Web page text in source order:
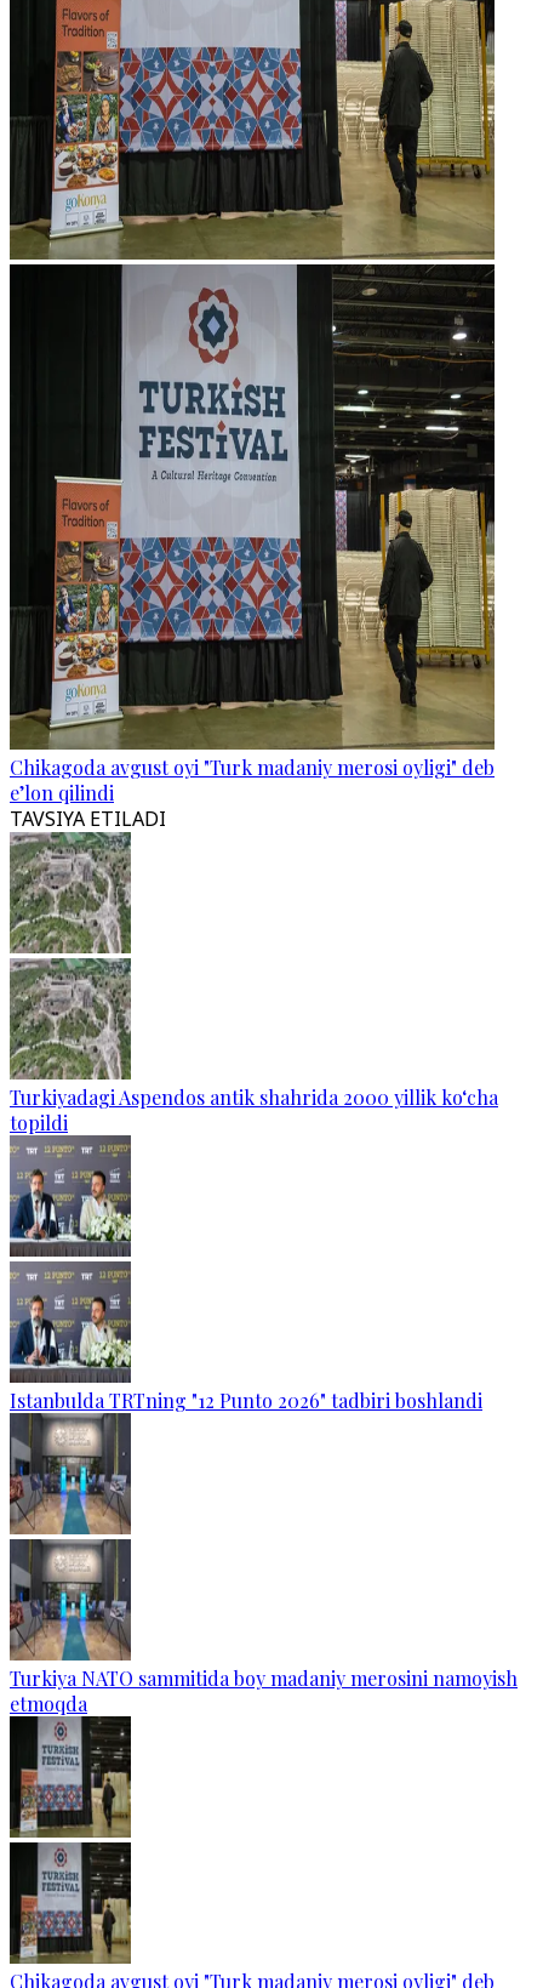
Chikagoda avgust oyi "Turk madaniy merosi oyligi" deb
e’lon qilindi
TAVSIYA ETILADI
Turkiyadagi Aspendos antik shahrida 2000 yillik ko‘cha
topildi
Istanbulda TRTning "12 Punto 2026" tadbiri boshlandi
Turkiya NATO sammitida boy madaniy merosini namoyish
etmoqda
Chikagoda avgust oyi "Turk madaniy merosi oyligi" deb